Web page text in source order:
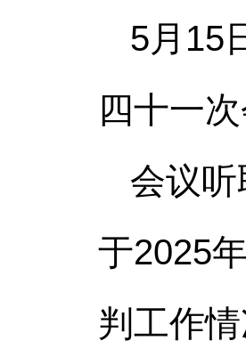
5月15
四十一次
会议
于2025
判工作